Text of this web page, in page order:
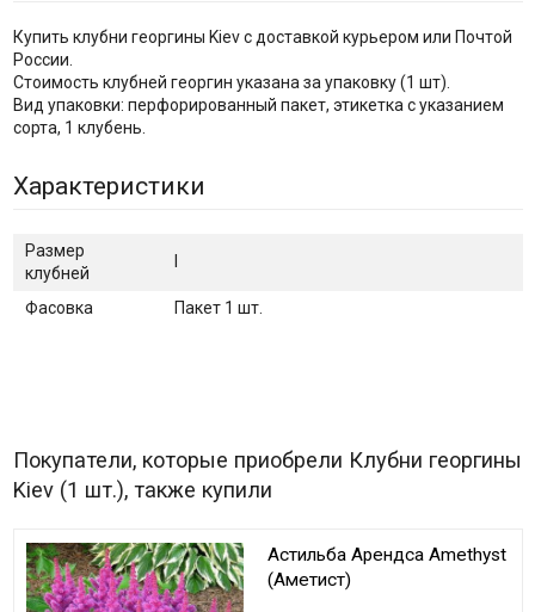
Купить клубни георгины Kiev с доставкой курьером или Почтой
России.
Стоимость клубней георгин указана за упаковку (1 шт).
Вид упаковки: перфорированный пакет, этикетка с указанием
сорта, 1 клубень.
Характеристики
Размер
клубней
Фасовка Пакет 1 шт.
Покупатели, которые приобрели Клубни георгины
Kiev (1 шт.), также купили
Астильба Арендса Amethyst
(Аметист)